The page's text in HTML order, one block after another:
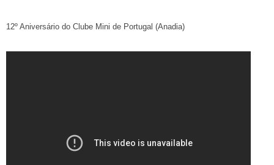
12º Aniversário do Clube Mini de Portugal (Anadia)